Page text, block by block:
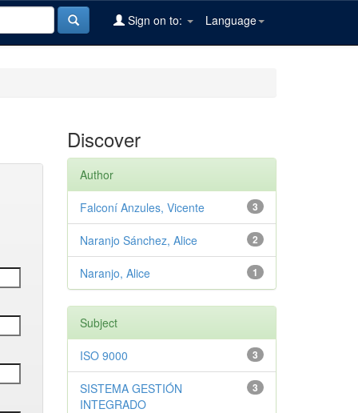
Language
Sign on to:
Discover
Author
3
Falconí Anzules, Vicente
2
Naranjo Sánchez, Alice
1
Naranjo, Alice
Subject
3
ISO 9000
3
SISTEMA GESTIÓN
INTEGRADO